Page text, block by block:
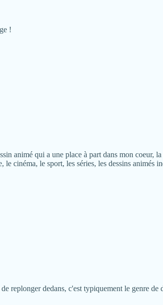
!
animé qui a une place à part dans mon
le cinéma, le sport, les séries, les dessins
replonger dedans, c'est typiquement le genre